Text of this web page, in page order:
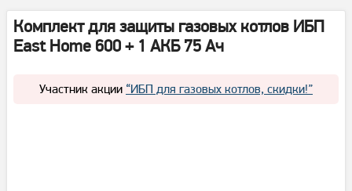
Комплект для защиты газовых котлов ИБП
East Home 600 + 1 АКБ 75 Ач
Участник акции “ИБП для газовых котлов, скидки!”